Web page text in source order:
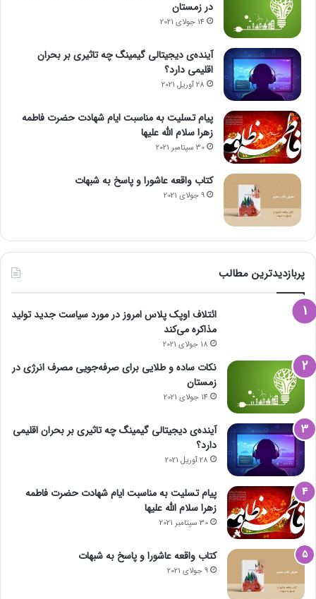
در زمستان
14 جولای 2021
آینده‌ی دیجیتالی گیمینگ چه تاثیری بر بحران
اقلیمی دارد؟
28 آوریل 2021
پیام تسلیت به مناسبت ایام شهادت حضرت فاطمه
زهرا سلام الله علیها
30 سپتامبر 2021
کتاب واقعه عاشورا و پاسخ به شبهات
9 جولای 2021
پربازدیدترین مطالب
ائتلاف اوپک پلاس امروز در مورد سیاست جدید تولید
مذاکره می‌کند
18 جولای 2021
نکات ساده و طلایی برای صرفه‌جویی مصرف انرژی در
زمستان
14 جولای 2021
آینده‌ی دیجیتالی گیمینگ چه تاثیری بر بحران اقلیمی
دارد؟
28 آوریل 2021
پیام تسلیت به مناسبت ایام شهادت حضرت فاطمه
زهرا سلام الله علیها
30 سپتامبر 2021
کتاب واقعه عاشورا و پاسخ به شبهات
9 جولای 2021